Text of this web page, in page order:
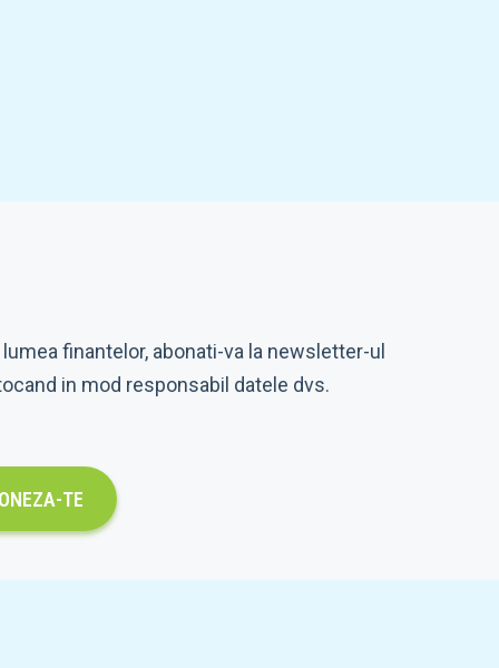
finantelor, abonati-va la newsletter-ul
in mod responsabil datele dvs.
TE